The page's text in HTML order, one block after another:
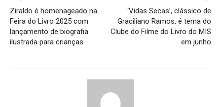
Ziraldo é homenageado na
Feira do Livro 2025 com
lançamento de biografia
ilustrada para crianças
‘Vidas Secas’, clássico de
Graciliano Ramos, é tema do
Clube do Filme do Livro do MIS
em junho